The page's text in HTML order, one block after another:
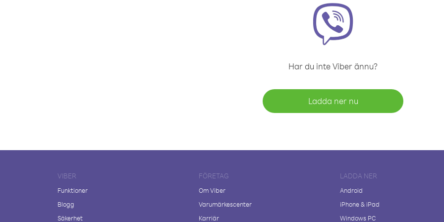
Har du inte Viber ännu?
Ladda ner nu
VIBER
Funktioner
Blogg
Säkerhet
FÖRETAG
Om Viber
Varumärkescenter
Karriär
LADDA NER
Android
iPhone & iPad
Windows PC